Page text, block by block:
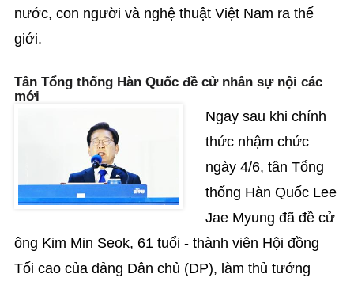
nước, con người và nghệ thuật Việt Nam ra thế
giới.
Tân Tổng thống Hàn Quốc đề cử nhân sự nội các
mới
Ngay sau khi chính
thức nhậm chức
ngày 4/6, tân Tổng
thống Hàn Quốc Lee
Jae Myung đã đề cử
ông Kim Min Seok, 61 tuổi - thành viên Hội đồng
Tối cao của đảng Dân chủ (DP), làm thủ tướng